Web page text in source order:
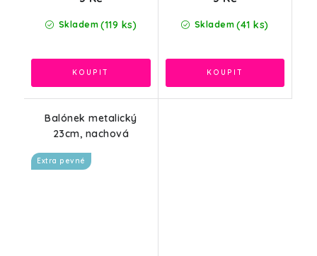
Skladem (119 ks) Skladem (41 ks)
Balónek metalický
23cm, nachová
Extra pevné